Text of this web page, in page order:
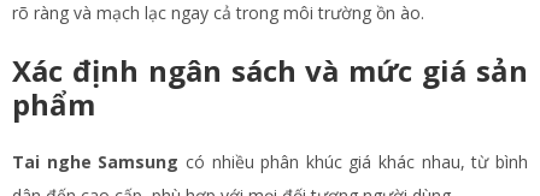
rõ ràng và mạch lạc ngay cả trong môi trường ồn ào.
Xác định ngân sách và mức giá sản
phẩm
Tai nghe Samsung có nhiều phân khúc giá khác nhau, từ bình